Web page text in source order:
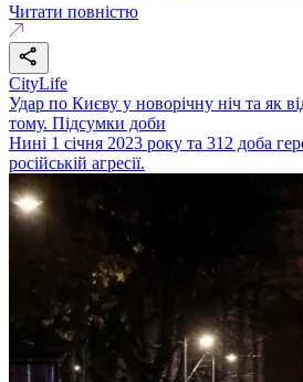
Читати повністю
CityLife
Удар по Києву у новорічну ніч та як
тому. Підсумки доби
Нині 1 січня 2023 року та 312 доба
російській агресії.